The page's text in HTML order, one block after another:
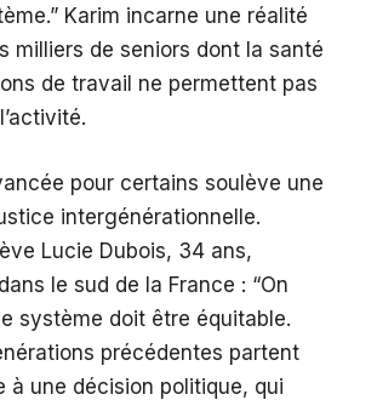
Karim incarne une réalité
milliers de seniors dont la santé
de travail ne permettent pas
pour certains soulève une
intergénérationnelle.
Lucie Dubois, 34 ans,
le sud de la France : “On
système doit être équitable.
précédentes partent
à une décision politique, qui